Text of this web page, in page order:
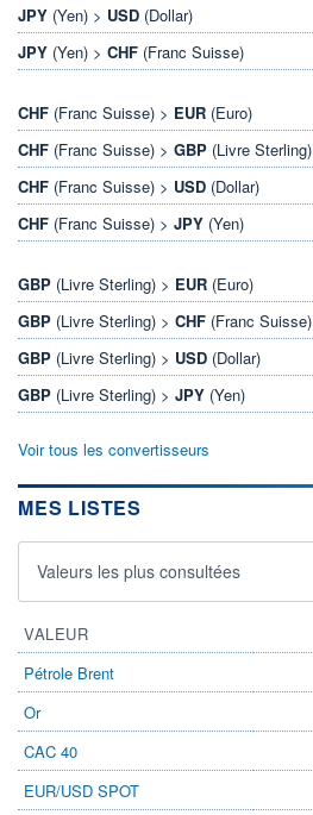
JPY (Yen) > USD (Dollar)
JPY (Yen) > CHF (Franc Suisse)
CHF (Franc Suisse) > EUR (Euro)
CHF (Franc Suisse) > GBP (Livre Sterling)
CHF (Franc Suisse) > USD (Dollar)
CHF (Franc Suisse) > JPY (Yen)
GBP (Livre Sterling) > EUR (Euro)
GBP (Livre Sterling) > CHF (Franc Suisse)
GBP (Livre Sterling) > USD (Dollar)
GBP (Livre Sterling) > JPY (Yen)
Voir tous les convertisseurs
MES LISTES
Valeurs les plus consultées
VALEUR
Pétrole Brent
Or
CAC 40
EUR/USD SPOT